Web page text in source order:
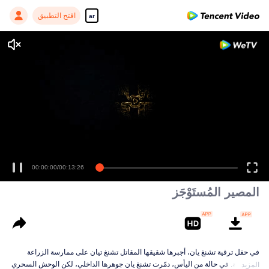
ar افتح التطبيق
00:00:00/00:13:26
المصير المُستَوْجَز
في حفل ترقية تشنغ يان، أجبرها شقيقها المقاتل تشنغ تيان على ممارسة الزراعة
المزدوجة. في حالة من اليأس، دمّرت تشنغ يان جوهرها الداخلي، لكن الوحش السحري
المزيد